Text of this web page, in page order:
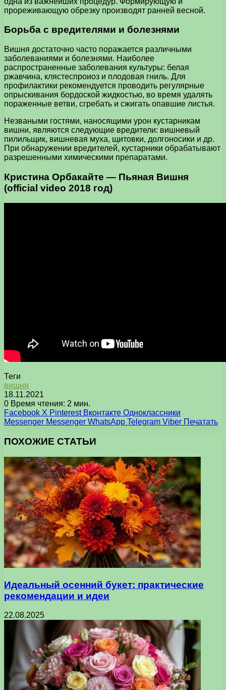
прореживающую обрезку производят ранней весной.
Борьба с вредителями и болезнями
Вишня достаточно часто поражается различными
заболеваниями и болезнями. Наиболее
распространенные заболевания культуры: белая
ржавчина, клястеспроиоз и плодовая гниль. Для
профилактики рекомендуется проводить регулярные
опрыскивания бордоской жидкостью, во время удалять
пораженные ветви, сгребать и сжигать опавшие листья.
Незваными гостями, наносящими урон кустарникам
вишни, являются следующие вредители: вишневый
пилильщик, вишневая муха, щитовки, долгоносики и др.
При обнаружении вредителей, кустарники обрабатывают
разрешенными химическими препаратами.
Кристина Орбакайте — Пьяная Вишня
(official video 2018 год)
Теги
вишня
18.11.2021
0 Время чтения: 2 мин.
Facebook X Pinterest Вконтакте Одноклассники
Messenger Messenger WhatsApp Telegram Viber Печатать
ПОХОЖИЕ СТАТЬИ
Идеальный осенний букет: практические
рекомендации и идеи
22.08.2025